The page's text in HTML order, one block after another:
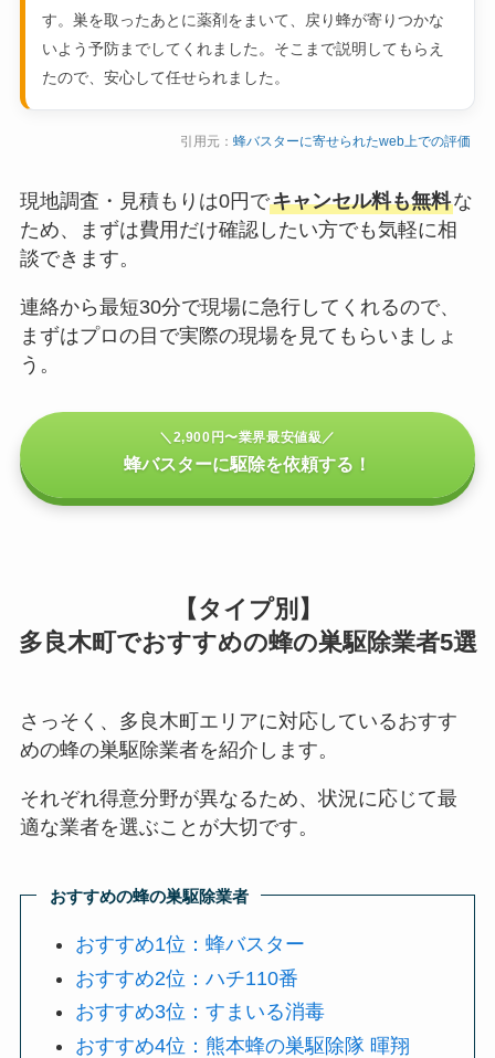
す。巣を取ったあとに薬剤をまいて、戻り蜂が寄りつかな
いよう予防までしてくれました。そこまで説明してもらえ
たので、安心して任せられました。
引用元：蜂バスターに寄せられたweb上での評価
現地調査・見積もりは0円でキャンセル料も無料な
ため、まずは費用だけ確認したい方でも気軽に相
談できます。
連絡から最短30分で現場に急行してくれるので、
まずはプロの目で実際の現場を見てもらいましょ
う。
＼2,900円〜業界最安値級／
蜂バスターに駆除を依頼する！
【タイプ別】
多良木町でおすすめの蜂の巣駆除業者5選
さっそく、多良木町エリアに対応しているおすす
めの蜂の巣駆除業者を紹介します。
それぞれ得意分野が異なるため、状況に応じて最
適な業者を選ぶことが大切です。
おすすめの蜂の巣駆除業者
おすすめ1位：蜂バスター
おすすめ2位：ハチ110番
おすすめ3位：すまいる消毒
おすすめ4位：熊本蜂の巣駆除隊 暉翔